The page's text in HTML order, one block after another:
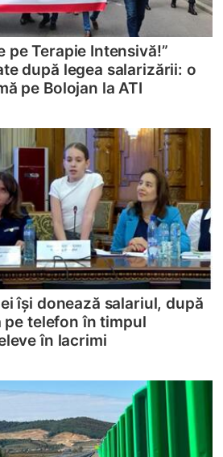
pe Terapie Intensivă!”
după legea salarizării: o
pe Bolojan la ATI
își donează salariul, după
telefon în timpul
în lacrimi